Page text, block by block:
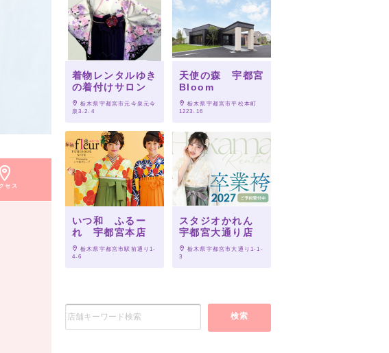
セス
着物レンタルゆき
の着付けサロン
栃木県宇都宮市元今泉元今
泉3-2-4
天使の森 宇都宮
Bloom
栃木県宇都宮市平松本町
1223-16
いつ和 ふるー
れ 宇都宮本店
栃木県宇都宮市駅前通り1-
4-6
スタジオかれん
宇都宮大通り店
栃木県宇都宮市大通り1-1-
3
検索